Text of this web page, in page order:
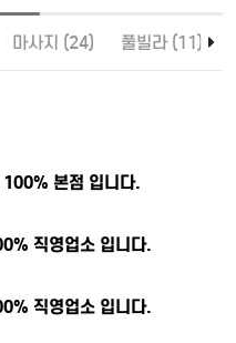
마사지 (24) 풀빌라 (11)
100% 본점 입니다.
직영업소 입니다.
직영업소 입니다.